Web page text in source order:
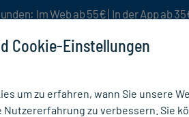
Im Web ab 55€ | In der App ab
Cookie-Einstellungen
um zu erfahren, wann Sie unsere
Nutzererfahrung zu verbessern. Sie